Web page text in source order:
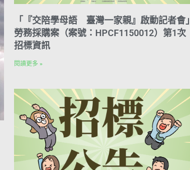
「『交陪學母語 臺灣一家親』啟動記者會」
勞務採購案（案號：HPCF1150012）第1次
招標資訊
閱讀更多 »